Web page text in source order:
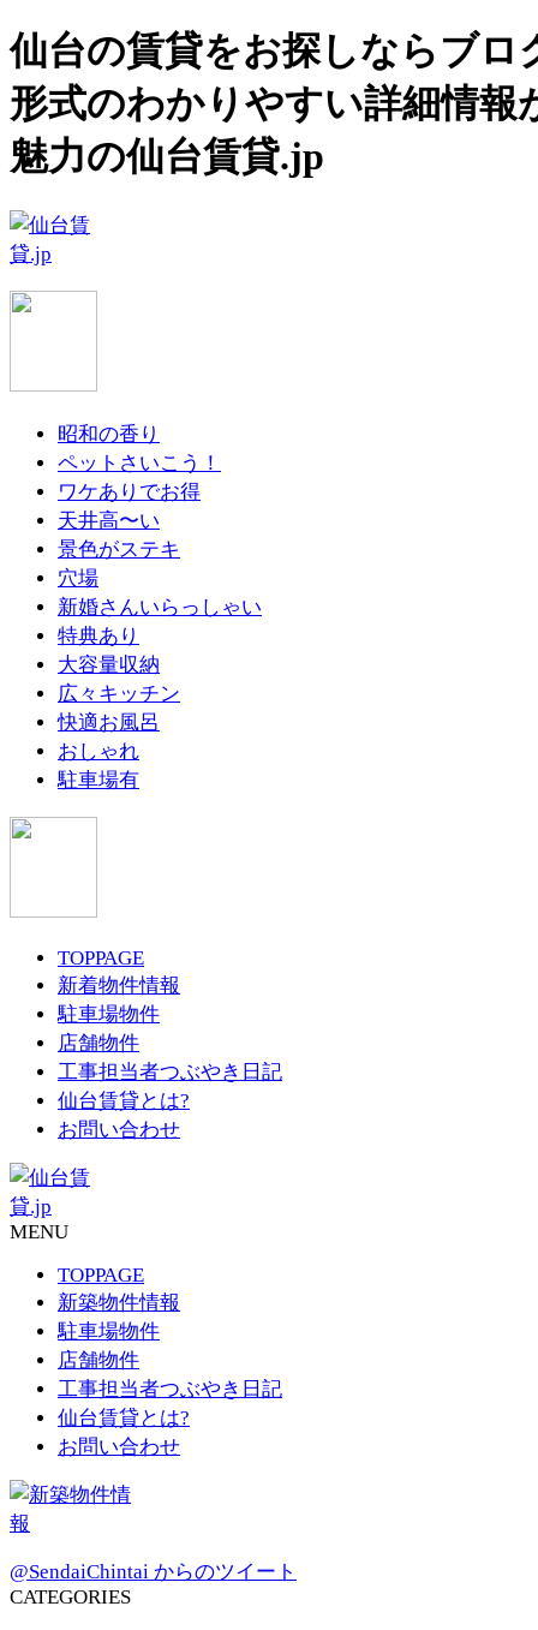
仙台の賃貸をお探しならブロ
形式のわかりやすい詳細情報
魅力の仙台賃貸.jp
昭和の香り
ペットさいこう！
ワケありでお得
天井高〜い
景色がステキ
穴場
新婚さんいらっしゃい
特典あり
大容量収納
広々キッチン
快適お風呂
おしゃれ
駐車場有
TOPPAGE
新着物件情報
駐車場物件
店舗物件
工事担当者つぶやき日記
仙台賃貸とは?
お問い合わせ
MENU
TOPPAGE
新築物件情報
駐車場物件
店舗物件
工事担当者つぶやき日記
仙台賃貸とは?
お問い合わせ
@SendaiChintai からのツイート
CATEGORIES